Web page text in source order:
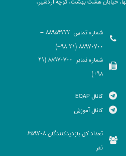
خیابان هشت بهشت، کوچه اردشیر،
شماره تماس
88954222 -
88970700 (21 98+)
شماره نمابر
88970700 (21
98+)
کانال EQAP
کانال آموزش
تعداد کل بازدیدکنندگان 659708
نفر